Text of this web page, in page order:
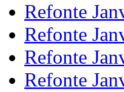
Refonte
Refonte
Refonte
Refonte